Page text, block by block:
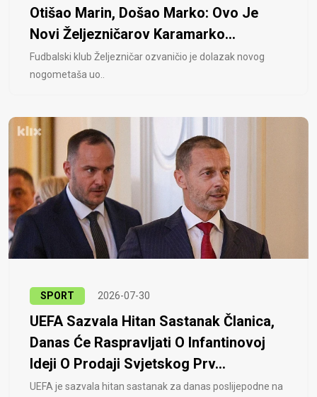
Otišao Marin, Došao Marko: Ovo Je
Novi Željezničarov Karamarko...
Fudbalski klub Željezničar ozvaničio je dolazak novog
nogometaša uo..
SPORT 2026-07-30
UEFA Sazvala Hitan Sastanak Članica,
Danas Će Raspravljati O Infantinovoj
Ideji O Prodaji Svjetskog Prv...
UEFA je sazvala hitan sastanak za danas poslijepodne na